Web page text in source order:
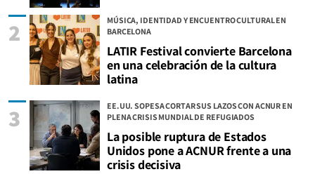
MÚSICA, IDENTIDAD Y ENCUENTRO CULTURAL EN
BARCELONA
LATIR Festival convierte Barcelona
en una celebración de la cultura
latina
2
EE.UU. SOPESA CORTAR SUS LAZOS CON ACNUR EN
PLENA CRISIS MUNDIAL DE REFUGIADOS
La posible ruptura de Estados
Unidos pone a ACNUR frente a una
crisis decisiva
3